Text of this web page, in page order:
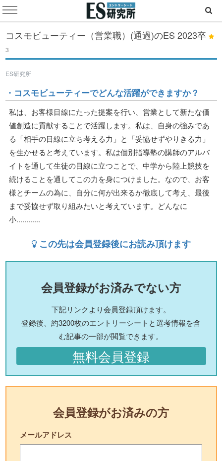
コスモビューティー（営業職）(通過)のES 2023卒
3
ES研究所
・コスモビューティーでどんな活躍ができますか？
私は、お客様目線にたった提案を行い、営業として新たな価
値創造に貢献することで活躍します。私は、自身の強みであ
る「相手の目線に立ち考える力」と「妥協せずやりきる力」
を生かせると考えています。私は個別指導塾の講師のアルバ
イトを通して生徒の目線に立つことで、中学から陸上競技を
続けることを通してこの力を身につけました。なので、お客
様とチームの為に、自分に何が出来るか徹底して考え、最後
まで妥協せず取り組みたいと考えています。どんなに
小............
この先は会員登録後にお読み頂けます
会員登録がお済みでない方
下記リンクより会員登録頂けます。
登録後、約3200枚のエントリーシートと選考情報を含
む記事の一部が閲覧できます。
無料会員登録
会員登録がお済みの方
メールアドレス